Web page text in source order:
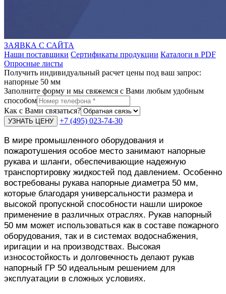
ЗАЯВКА С САЙТА
Наши поставщики Сертификаты продукции Каталоги в PDF
Опросные листы
Получить индивидуальный расчет цены под ваш запрос:
напорные 50 мм
Заполните форму и мы свяжемся с Вами любым удобным
способом
Как с Вами связаться?
+7 (495) 023-74-30
В мире промышленного оборудования и
пожаротушения особое место занимают напорные
рукава и шланги, обеспечивающие надежную
транспортировку жидкостей под давлением. Особенно
востребованы рукава напорные диаметра 50 мм,
которые благодаря универсальности размера и
высокой пропускной способности нашли широкое
применение в различных отраслях. Рукав напорный
50 мм может использоваться как в составе пожарного
оборудования, так и в системах водоснабжения,
иригации и на производствах. Высокая
износостойкость и долговечность делают рукав
напорный ГР 50 идеальным решением для
эксплуатации в сложных условиях.